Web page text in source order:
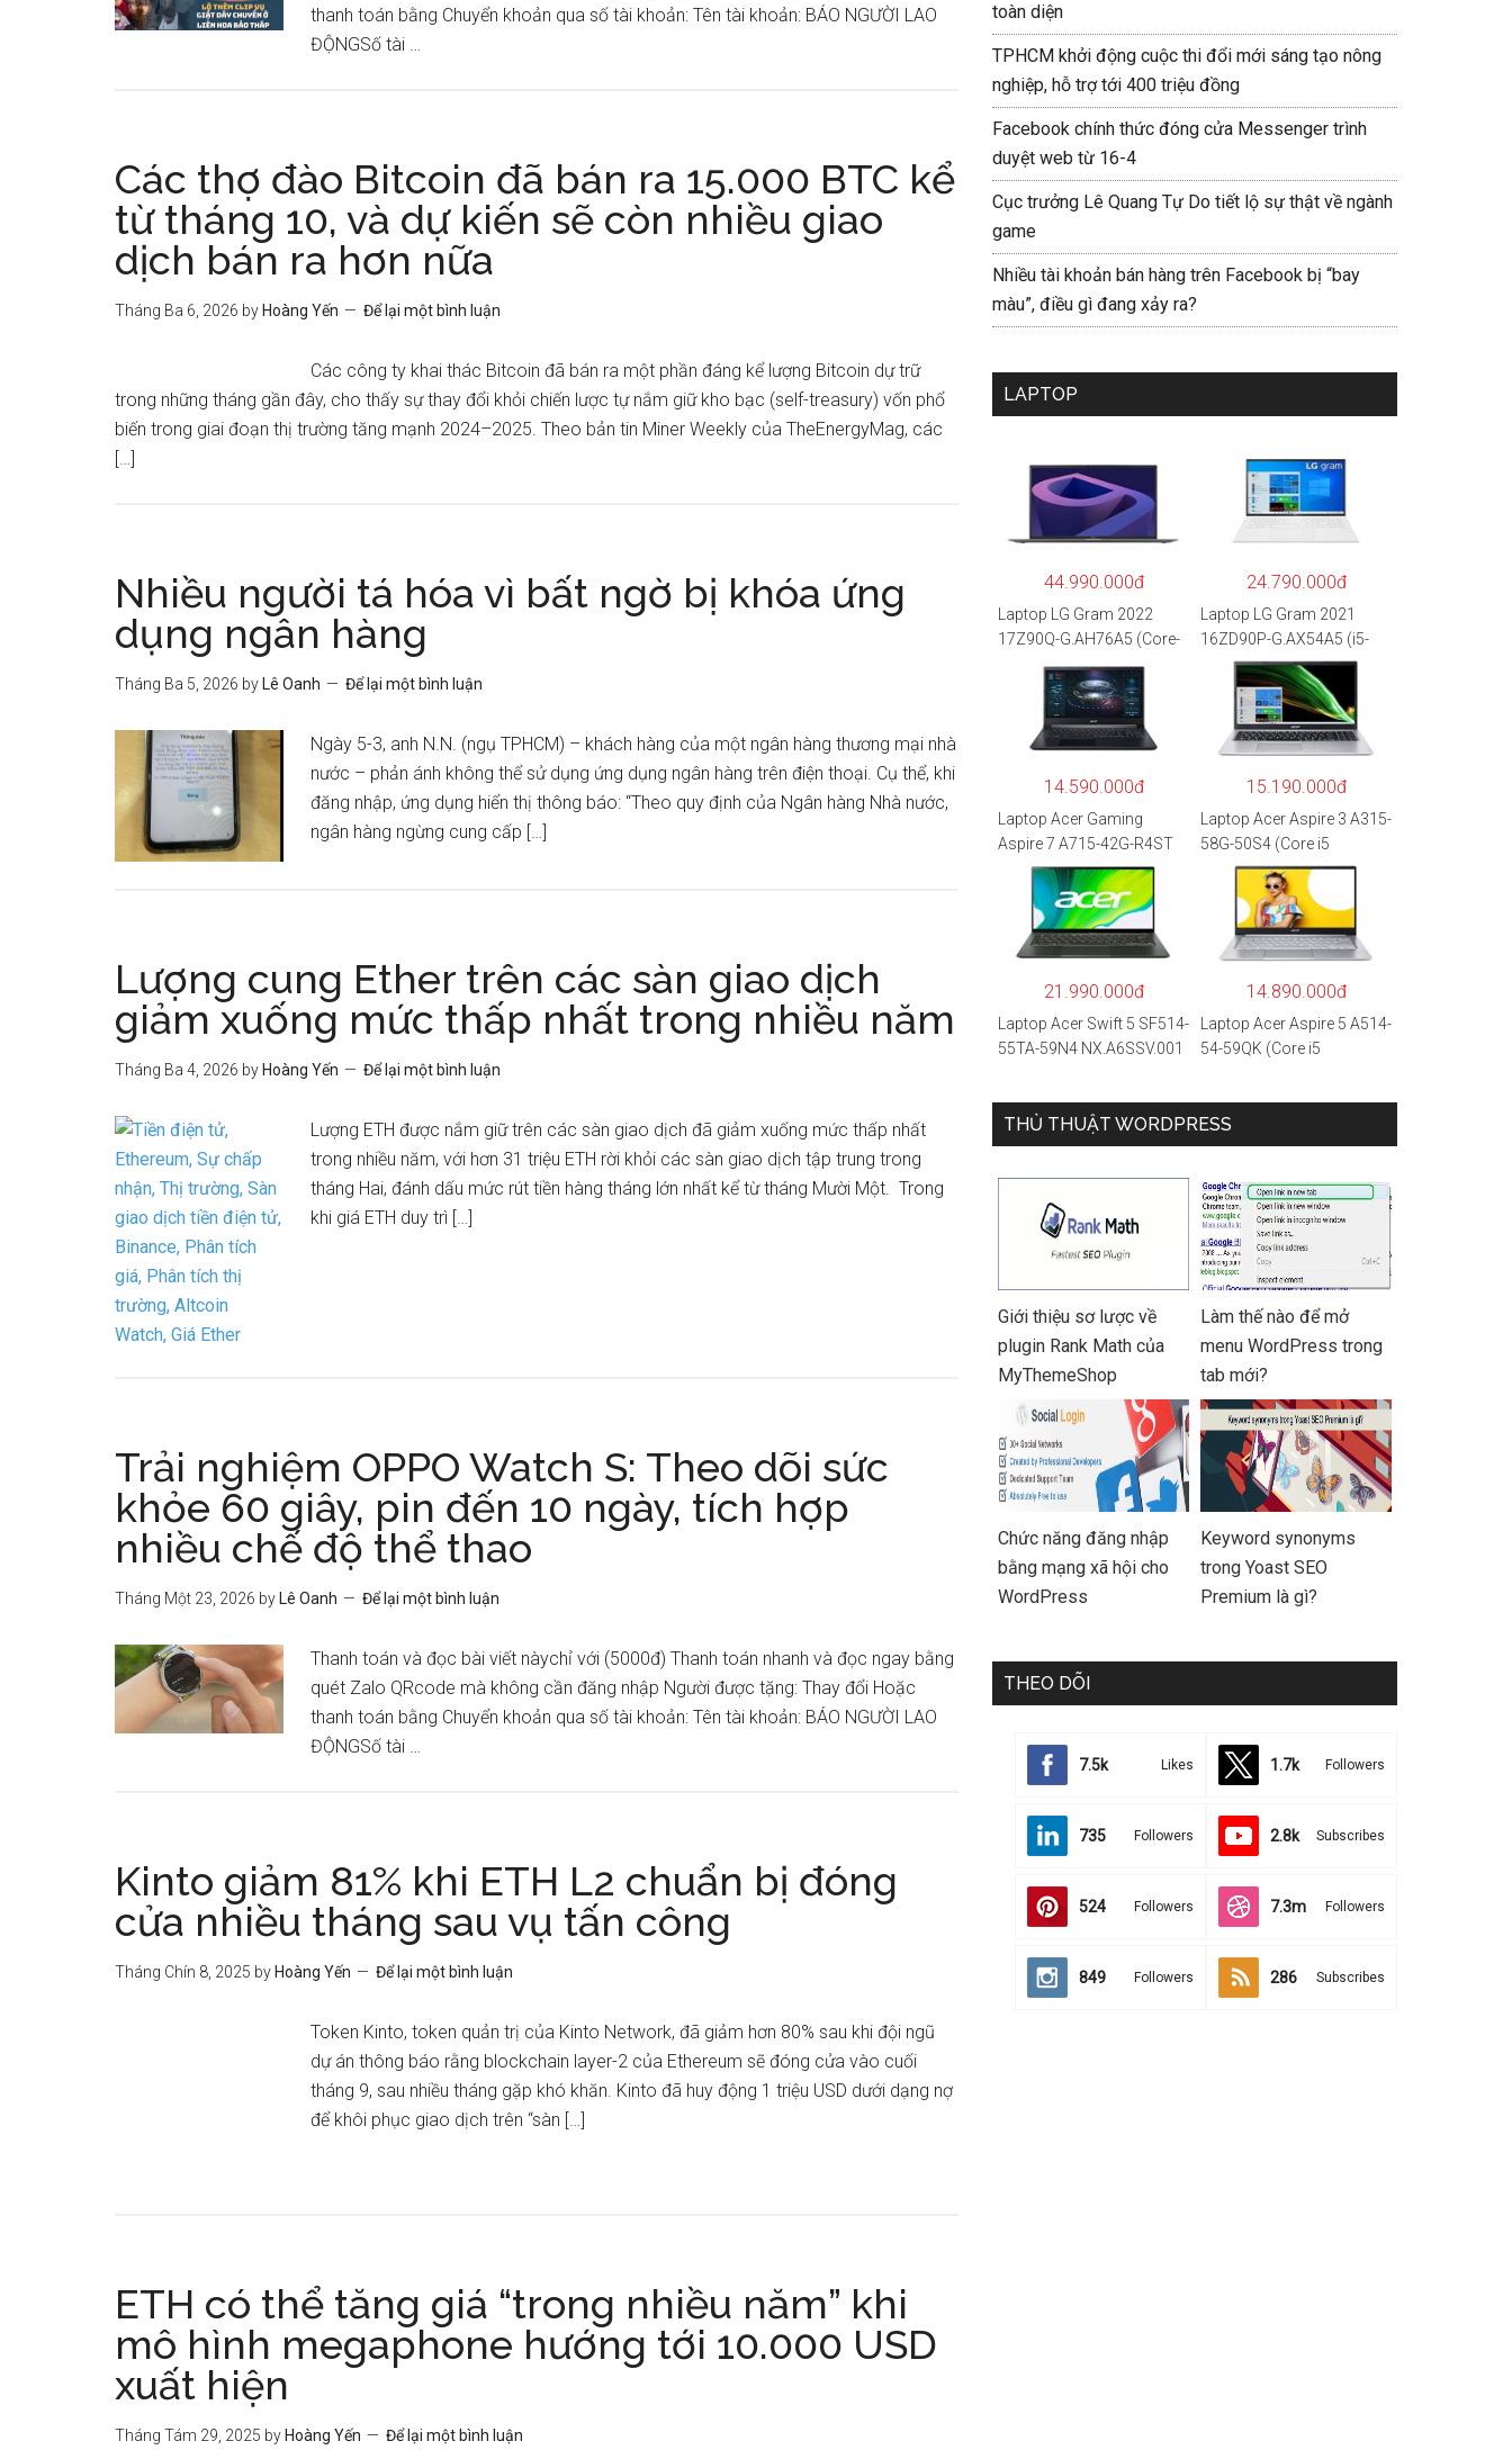
thanh toán bằng Chuyển khoản qua số tài khoản: Tên tài khoản: BÁO NGƯỜI LAO
ĐỘNGSố tài …
Các thợ đào Bitcoin đã bán ra 15.000 BTC kể
từ tháng 10, và dự kiến ​​sẽ còn nhiều giao
dịch bán ra hơn nữa
Tháng Ba 6, 2026 by Hoàng Yến Để lại một bình luận
Các công ty khai thác Bitcoin đã bán ra một phần đáng kể lượng Bitcoin dự trữ
trong những tháng gần đây, cho thấy sự thay đổi khỏi chiến lược tự nắm giữ kho bạc (self-treasury) vốn phổ
biến trong giai đoạn thị trường tăng mạnh 2024–2025. Theo bản tin Miner Weekly của TheEnergyMag, các
[…]
Nhiều người tá hóa vì bất ngờ bị khóa ứng
dụng ngân hàng
Tháng Ba 5, 2026 by Lê Oanh Để lại một bình luận
Ngày 5-3, anh N.N. (ngụ TPHCM) – khách hàng của một ngân hàng thương mại nhà
nước – phản ánh không thể sử dụng ứng dụng ngân hàng trên điện thoại. Cụ thể, khi
đăng nhập, ứng dụng hiển thị thông báo: “Theo quy định của Ngân hàng Nhà nước,
ngân hàng ngừng cung cấp […]
Lượng cung Ether trên các sàn giao dịch
giảm xuống mức thấp nhất trong nhiều năm
Tháng Ba 4, 2026 by Hoàng Yến Để lại một bình luận
Lượng ETH được nắm giữ trên các sàn giao dịch đã giảm xuống mức thấp nhất
trong nhiều năm, với hơn 31 triệu ETH rời khỏi các sàn giao dịch tập trung trong
tháng Hai, đánh dấu mức rút tiền hàng tháng lớn nhất kể từ tháng Mười Một. Trong
khi giá ETH duy trì […]
Trải nghiệm OPPO Watch S: Theo dõi sức
khỏe 60 giây, pin đến 10 ngày, tích hợp
nhiều chế độ thể thao
Tháng Một 23, 2026 by Lê Oanh Để lại một bình luận
Thanh toán và đọc bài viết nàychỉ với (5000đ) Thanh toán nhanh và đọc ngay bằng
quét Zalo QRcode mà không cần đăng nhập Người được tặng: Thay đổi Hoặc
thanh toán bằng Chuyển khoản qua số tài khoản: Tên tài khoản: BÁO NGƯỜI LAO
ĐỘNGSố tài …
Kinto giảm 81% khi ETH L2 chuẩn bị đóng
cửa nhiều tháng sau vụ tấn công
Tháng Chín 8, 2025 by Hoàng Yến Để lại một bình luận
Token Kinto, token quản trị của Kinto Network, đã giảm hơn 80% sau khi đội ngũ
dự án thông báo rằng blockchain layer-2 của Ethereum sẽ đóng cửa vào cuối
tháng 9, sau nhiều tháng gặp khó khăn. Kinto đã huy động 1 triệu USD dưới dạng nợ
để khôi phục giao dịch trên “sàn […]
ETH có thể tăng giá “trong nhiều năm” khi
mô hình megaphone hướng tới 10.000 USD
xuất hiện
Tháng Tám 29, 2025 by Hoàng Yến Để lại một bình luận
toàn diện
TPHCM khởi động cuộc thi đổi mới sáng tạo nông
nghiệp, hỗ trợ tới 400 triệu đồng
Facebook chính thức đóng cửa Messenger trình
duyệt web từ 16-4
Cục trưởng Lê Quang Tự Do tiết lộ sự thật về ngành
game
Nhiều tài khoản bán hàng trên Facebook bị “bay
màu”, điều gì đang xảy ra?
LAPTOP
44.990.000đ
Laptop LG Gram 2022
17Z90Q-G.AH76A5 (Core-
1260P/16GB/512GB/17″
WQXGA/Win 11/Xám)
24.790.000đ
Laptop LG Gram 2021
16ZD90P-G.AX54A5 (i5-
1135G7/8GB RAM/512GB
SSD/16″WQXGA/Dos/Trắ
14.590.000đ
Laptop Acer Gaming
Aspire 7 A715-42G-R4ST
NH.QAYSV.004 (R5
5500U/8GB RAM/256GB
SSD/15.6″FHD
IPS/GTX1650 4GB/Win10)
15.190.000đ
Laptop Acer Aspire 3 A315-
58G-50S4 (Core i5
1135G7/8GB
RAM/512GB/15.6″FHD/M
X350 2GB/Win 10/Bạc)
21.990.000đ
Laptop Acer Swift 5 SF514-
55TA-59N4 NX.A6SSV.001
SSD/14″FHD_Touch/Win1
0/Xanh) – Hàng chính
14.890.000đ
Laptop Acer Aspire 5 A514-
54-59QK (Core i5
11/Vàng)
THỦ THUẬT WORDPRESS
Giới thiệu sơ lược về
plugin Rank Math của
MyThemeShop
Làm thế nào để mở
menu WordPress trong
tab mới?
Chức năng đăng nhập
bằng mạng xã hội cho
WordPress
Keyword synonyms
trong Yoast SEO
Premium là gì?
THEO DÕI
7.5k Likes 1.7k Followers
735 Followers 2.8k Subscribes
524 Followers 7.3m Followers
849 Followers 286 Subscribes